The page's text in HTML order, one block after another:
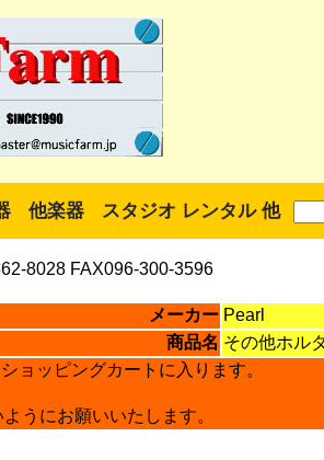
他楽器 スタジオ レンタル 他
8028 FAX096-300-3596
メーカー Pearl
商品名 その他ホル
ョッピングカートに入ります。
うにお願いいたします。